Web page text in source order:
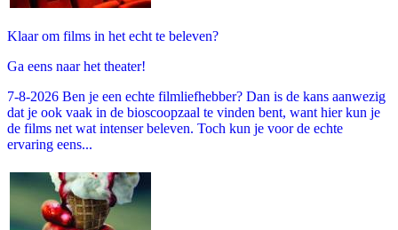
Klaar om films in het echt te beleven?
Ga eens naar het theater!
7-8-2026 Ben je een echte filmliefhebber? Dan is de kans aanwezig
dat je ook vaak in de bioscoopzaal te vinden bent, want hier kun je
de films net wat intenser beleven. Toch kun je voor de echte
ervaring eens...